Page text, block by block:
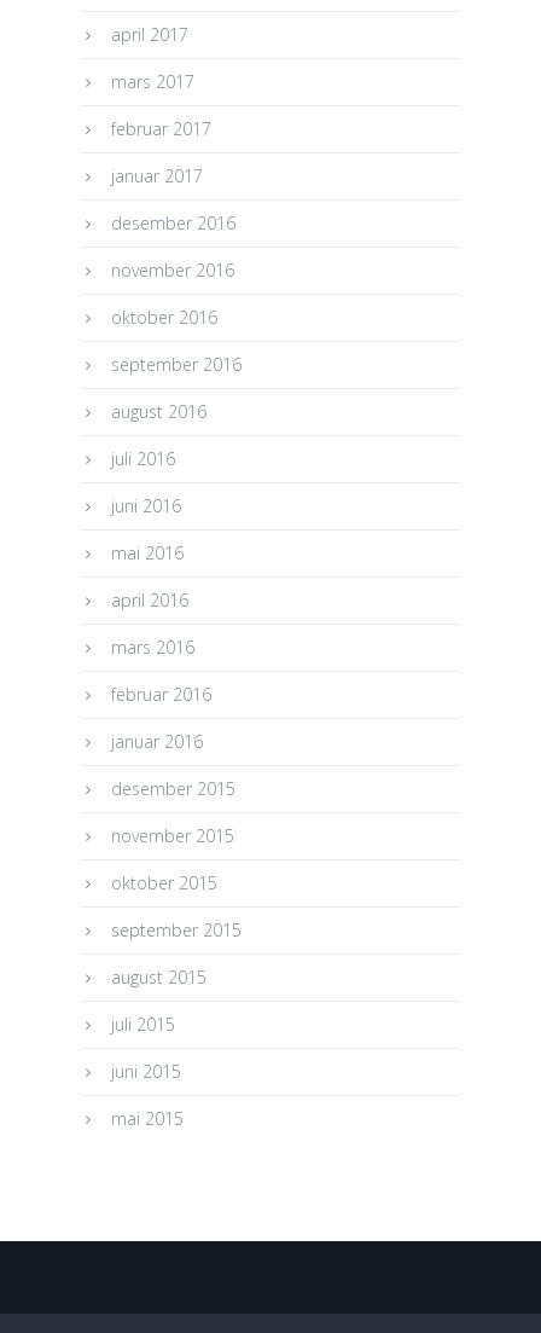
april 2017
mars 2017
februar 2017
januar 2017
desember 2016
november 2016
oktober 2016
september 2016
august 2016
juli 2016
juni 2016
mai 2016
april 2016
mars 2016
februar 2016
januar 2016
desember 2015
november 2015
oktober 2015
september 2015
august 2015
juli 2015
juni 2015
mai 2015